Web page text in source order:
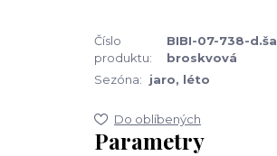
Číslo
produktu:
BIBI-07-738-
broskvová
Sezóna: jaro, léto
Do oblíbených
Parametry